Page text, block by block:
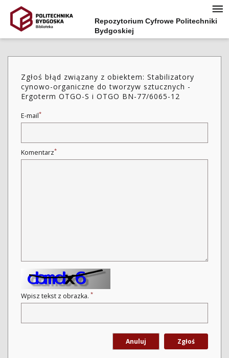
Repozytorium Cyfrowe Politechniki
Bydgoskiej
Zgłoś błąd związany z obiektem: Stabilizatory
cynowo-organiczne do tworzyw sztucznych -
Ergoterm OTGO-S i OTGO BN-77/6065-12
E-mail*
Komentarz*
Wpisz tekst z obrazka. *
Anuluj Zgłoś